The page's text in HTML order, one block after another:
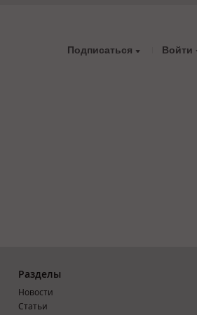
Подписаться Войти
Разделы
Новости
Статьи